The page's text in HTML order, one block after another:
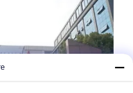
Couch Massivholz Sofa Möbel Sets